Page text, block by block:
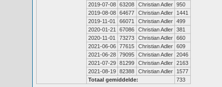
2019-07-08 63208 Christian Adler 950
2019-08-08 64677 Christian Adler
1441
2019-11-01
66071 Christian Adler 499
2020-01-21
67086 Christian Adler 381
2020-11-01
73273 Christian Adler 660
2021-06-06 77615 Christian Adler 609
2021-06-28 79095 Christian Adler 2046
2021-07-29 81299 Christian Adler 2163
2021-08-19 82388 Christian Adler
1577
Totaal gemiddelde:
733